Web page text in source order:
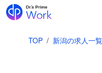
TOP / 新潟の求人一覧